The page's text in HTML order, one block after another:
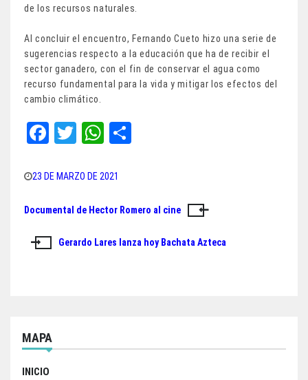
de los recursos naturales.
Al concluir el encuentro, Fernando Cueto hizo una serie de
sugerencias respecto a la educación que ha de recibir el
sector ganadero, con el fin de conservar el agua como
recurso fundamental para la vida y mitigar los efectos del
cambio climático.
Fa
bo
T
tt
er
W
ts
pp
23 DE MARZO DE 2021
Navegación
de
Documental de Hector Romero al cine
Gerardo Lares lanza hoy Bachata Azteca
MAPA
INICIO